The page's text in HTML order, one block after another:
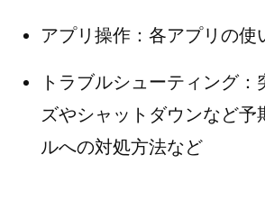
アプリ操作：各アプリの使
トラブルシューティング：
ズやシャットダウンなど予
ルへの対処方法など